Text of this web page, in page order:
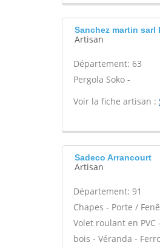
Sanchez martin sarl
Artisan
Département: 63
Pergola Soko -
Voir la fiche artisan :
Sadeco Arrancourt
Artisan
Département: 91
Chapes - Porte /
Volet roulant en
bois - Véranda -